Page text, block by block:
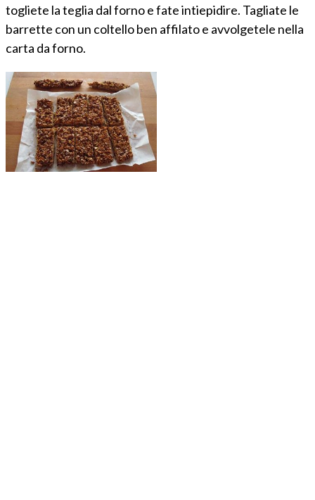
togliete la teglia dal forno e fate intiepidire. Tagliate le
barrette con un coltello ben affilato e avvolgetele nella
carta da forno.